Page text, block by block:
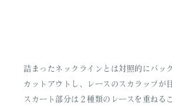
詰まったネックラインとは対照的にバッ
カットアウトし、レースのスカラップが
スカート部分は２種類のレースを重ねる